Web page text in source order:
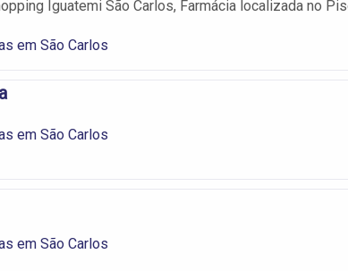
Iguatemi São Carlos, Farmácia localizada no
em São Carlos
em São Carlos
em São Carlos